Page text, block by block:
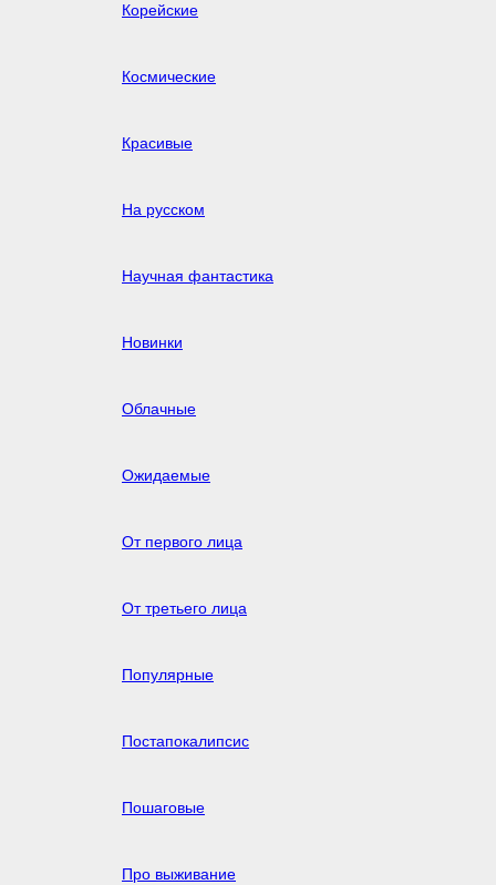
Корейские
Космические
Красивые
На русском
Научная фантастика
Новинки
Облачные
Ожидаемые
От первого лица
От третьего лица
Популярные
Постапокалипсис
Пошаговые
Про выживание